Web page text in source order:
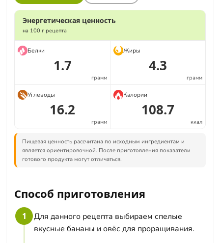
Энергетическая ценность
на 100 г рецепта
Белки
1.7
грамм
Жиры
4.3
грамм
Углеводы
16.2
грамм
Калории
108.7
ккал
Пищевая ценность рассчитана по исходным ингредиентам и
является ориентировочной. После приготовления показатели
готового продукта могут отличаться.
Способ приготовления
1
Для данного рецепта выбираем спелые
вкусные бананы и овёс для проращивания.